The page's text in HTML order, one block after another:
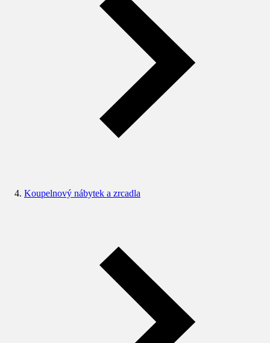
Koupelnový nábytek a zrcadla